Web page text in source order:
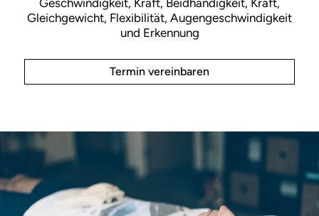
Geschwindigkeit, Kraft, Beidhändigkeit, Kraft,
Gleichgewicht, Flexibilität, Augengeschwindigkeit
und Erkennung
Termin vereinbaren